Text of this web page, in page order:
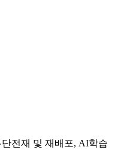
전재 및 재배포, AI학습